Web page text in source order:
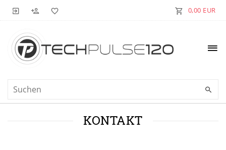
0,00 EUR
KONTAKT